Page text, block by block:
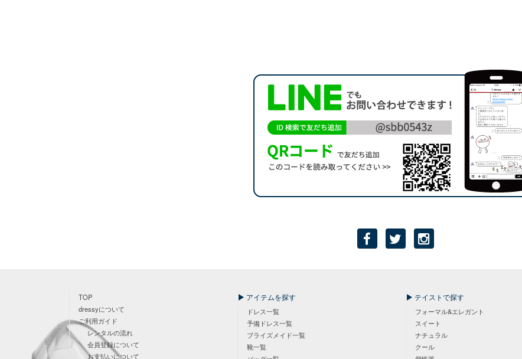
TOP
dressyについて
ご利用ガイド
レンタルの流れ
会員登録について
お支払いについて
アイテムを探す
ドレス一覧
予備ドレス一覧
ブライズメイド一覧
靴一覧
テイストで探す
フォーマル&エレガント
スイート
ナチュラル
クール